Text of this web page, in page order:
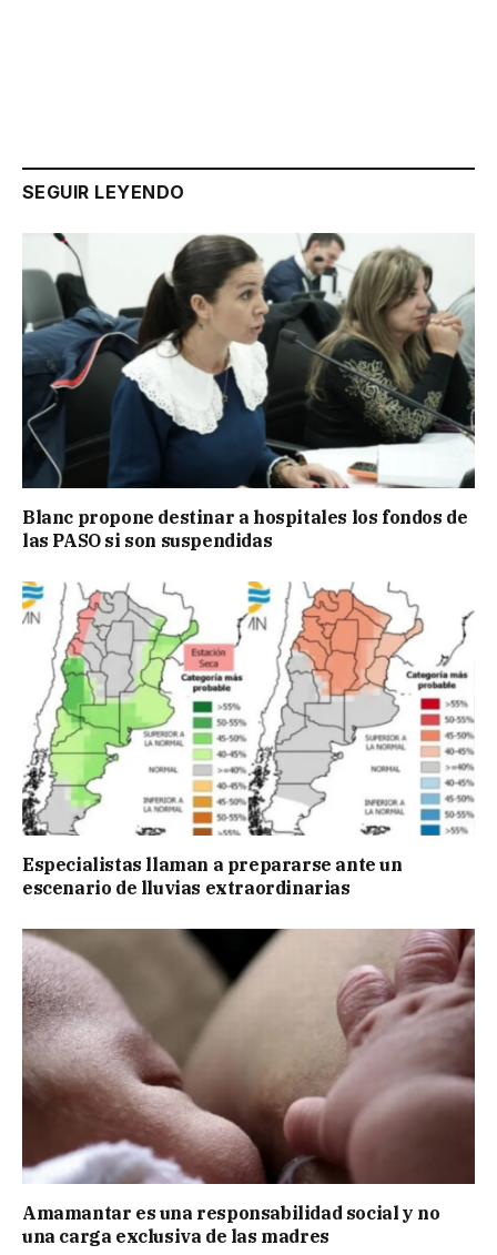
SEGUIR LEYENDO
Blanc propone destinar a hospitales los fondos de
las PASO si son suspendidas
Especialistas llaman a prepararse ante un
escenario de lluvias extraordinarias
Amamantar es una responsabilidad social y no
una carga exclusiva de las madres